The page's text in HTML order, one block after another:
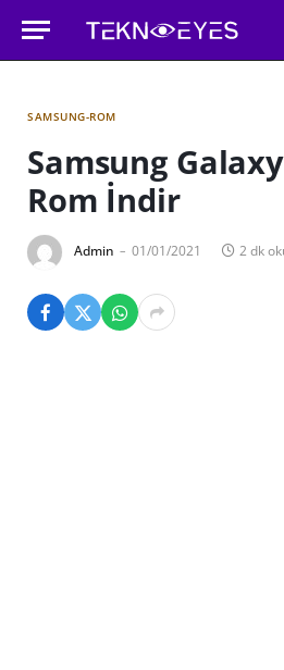
SAMSUNG-ROM
Samsung
Rom İndir
Admin 01/01/2021 2 dk